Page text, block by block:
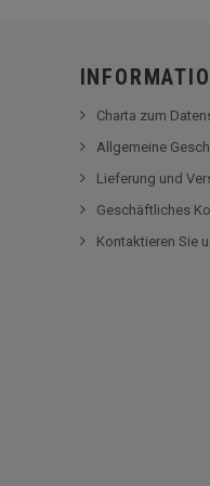
Charta zum
Allgemeine
Lieferung und
Geschäftliches
Kontaktieren Sie